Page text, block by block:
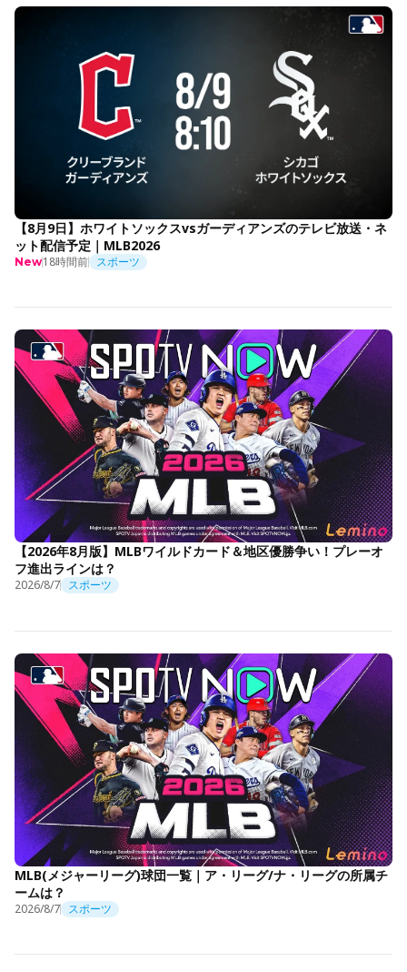
【8月9日】ホワイトソックスvsガーディアンズのテレビ放送・ネ
ット配信予定｜MLB2026
New18時間前 スポーツ
【2026年8月版】MLBワイルドカード＆地区優勝争い！プレーオ
フ進出ラインは？
2026/8/7 スポーツ
MLB(メジャーリーグ)球団一覧｜ア・リーグ/ナ・リーグの所属チ
ームは？
2026/8/7 スポーツ